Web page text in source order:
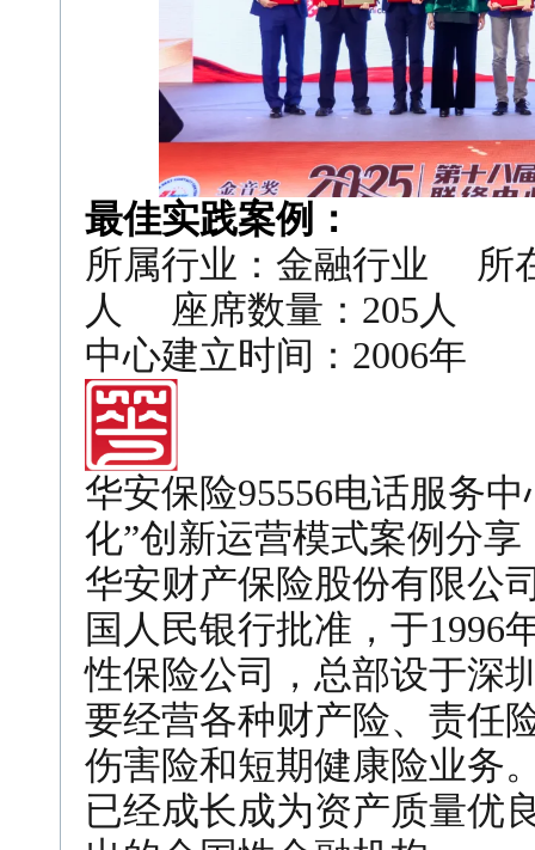
最佳实践案例：
所属行业：金融行业 所
人 座席数量：205人
中心建立时间：2006
华安保险95556电话服务
化”创新运营模式案例分享
华安财产保险股份有限公
国人民银行批准，于1996
性保险公司，总部设于深
要经营各种财产险、责任
伤害险和短期健康险业务
已经成长成为资产质量优